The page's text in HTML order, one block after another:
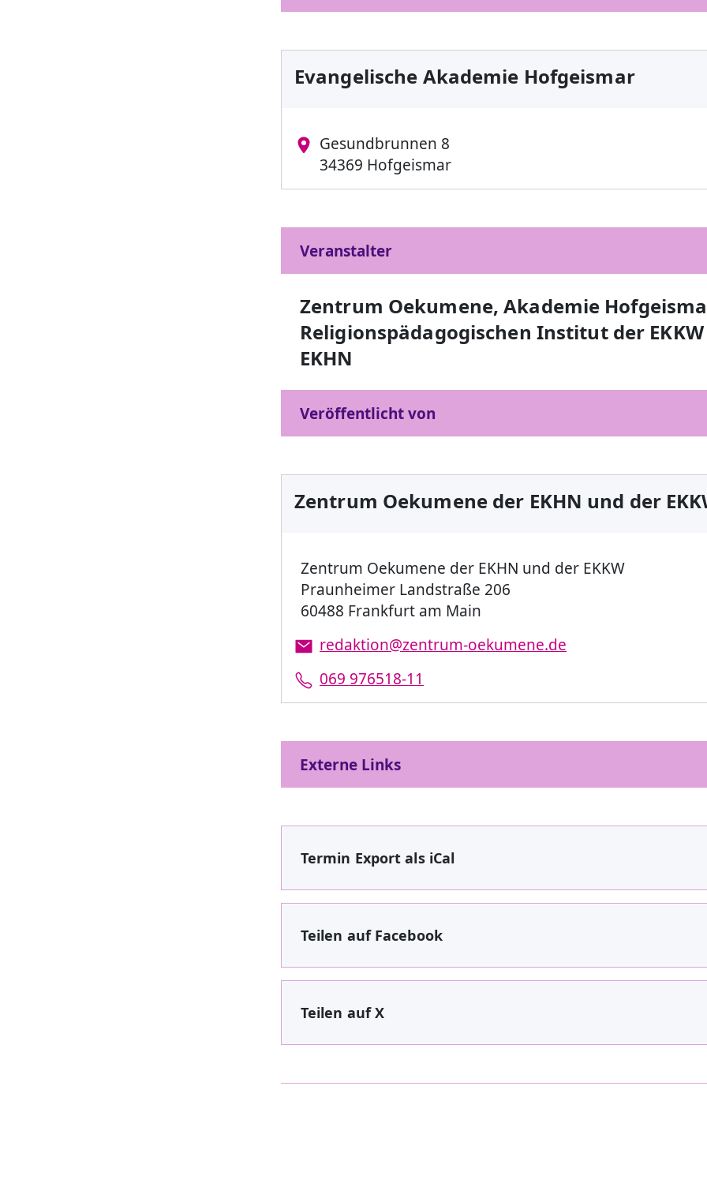
Evangelische Akademie Hofgeismar
Gesundbrunnen 8
34369 Hofgeismar
Veranstalter
Zentrum Oekumene, Akademie
Religionspädagogischen Institut der
EKHN
Veröffentlicht von
Zentrum Oekumene der EKHN und der
Zentrum Oekumene der EKHN und der EKKW
Praunheimer Landstraße 206
60488 Frankfurt am Main
redaktion@zentrum-oekumene.de
069 976518-11
Externe Links
Termin Export als iCal
Teilen auf Facebook
Teilen auf X